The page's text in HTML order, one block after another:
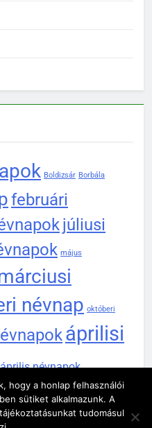
Boldizsár Borbála
februári
júliusi
május
névnap októberi
áprilisi
április névnapok
sablon 2026. Powered By
hogy a honlap felhasználói
sütiket alkalmazunk. A
tudomásul